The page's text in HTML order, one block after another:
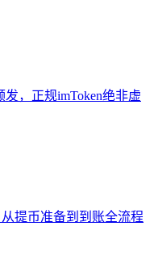
，正规imToken绝非虚
提币准备到到账全流程